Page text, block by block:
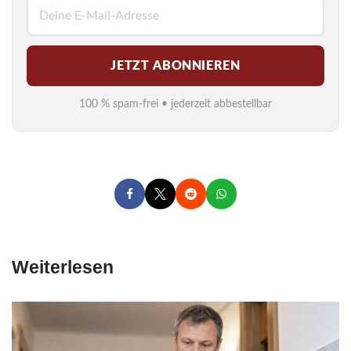
M
a
i
l
*
JETZT ABONNIEREN
100 % spam-frei • jederzeit abbestellbar
Weiterlesen